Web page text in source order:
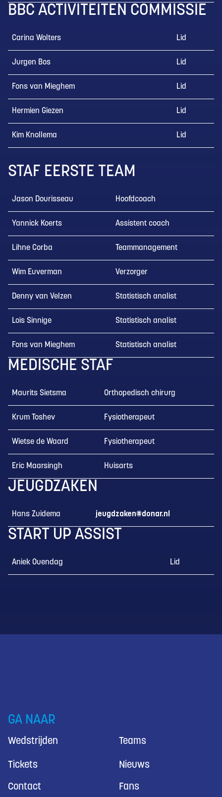
BBC ACTIVITEITEN COMMISSIE
Carina Wolters Lid
Jurgen Bos Lid
Fons van Mieghem Lid
Hermien Giezen Lid
Kim Knollema Lid
STAF EERSTE TEAM
Jason Dourisseau Hoofdcoach
Yannick Koerts Assistent coach
Lihne Corba Teammanagement
Wim Euverman Verzorger
Denny van Velzen Statistisch analist
Loïs Sinnige Statistisch analist
Fons van Mieghem Statistisch analist
MEDISCHE STAF
Maurits Sietsma Orthopedisch chirurg
Krum Toshev Fysiotherapeut
Wietse de Waard Fysiotherapeut
Eric Maarsingh Huisarts
JEUGDZAKEN
Hans Zuidema jeugdzaken@donar.nl
START UP ASSIST
Aniek Ouendag Lid
GA NAAR
Wedstrijden Teams
Tickets Nieuws
Contact Fans